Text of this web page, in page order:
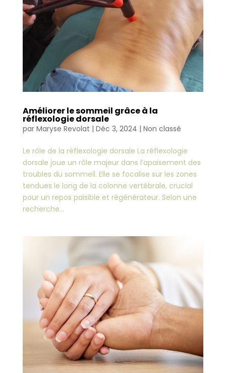
Améliorer le sommeil grâce à la
réflexologie dorsale
par Maryse Revolat | Déc 3, 2024 | Non classé
Le rôle de la réflexologie dorsale La réflexologie
dorsale joue un rôle majeur dans l’apaisement des
troubles du sommeil. Elle se focalise sur les zones
tendues le long de la colonne vertébrale, crucial
pour un repos paisible et régénérateur. Selon une
recherche...